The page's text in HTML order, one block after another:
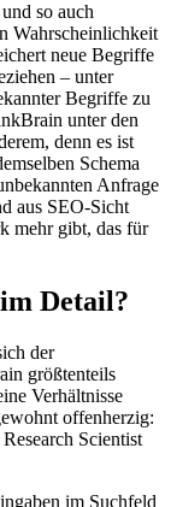
so auch
Wahrscheinlichkeit
neue Begriffe
– unter
Begriffe zu
unter den
denn es ist
Schema
Anfrage
aus SEO-Sicht
mehr gibt, das für
Detail?
der
größtenteils
Verhältnisse
offenherzig:
Scientist
im Suchfeld